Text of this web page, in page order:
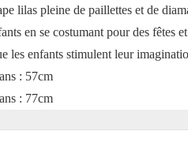
lilas pleine de paillettes et de
en se costumant pour des fêtes
les enfants stimulent leur
: 57cm
: 77cm